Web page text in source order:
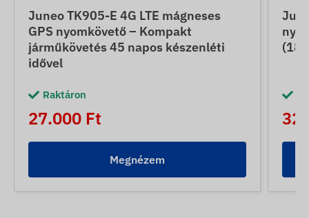
Juneo TK905-E 4G LTE mágneses
GPS nyomkövető – Kompakt
járműkövetés 45 napos készenléti
idővel
Raktáron
27.000 Ft
Megnézem